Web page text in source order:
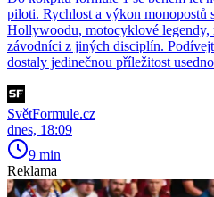
piloti. Rychlost a výkon monopostů
Hollywoodu, motocyklové legendy,
závodníci z jiných disciplín.
dostaly jedinečnou příležitost
SvětFormule.cz
dnes, 18:09
9 min
Reklama